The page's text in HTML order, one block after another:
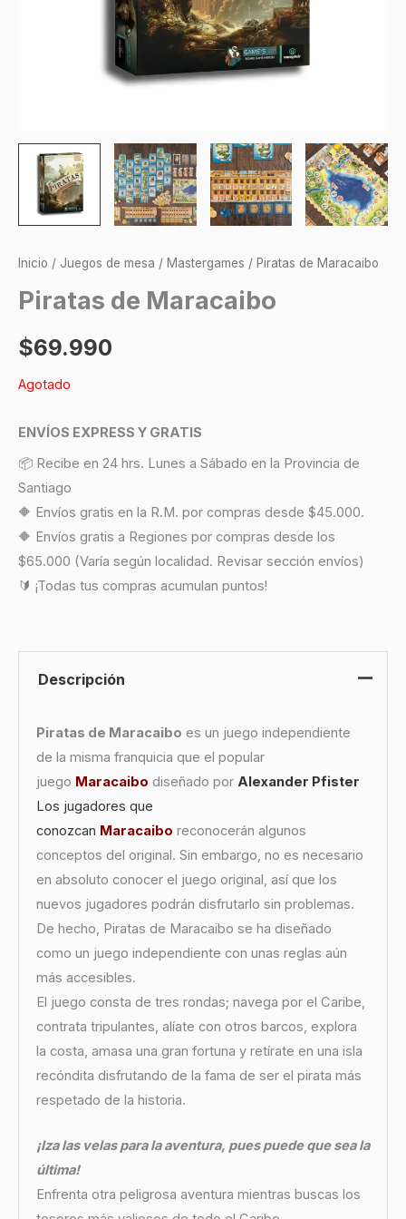
Inicio / Juegos de mesa / Mastergames / Piratas de Maracaibo
Piratas de Maracaibo
$69.990
Agotado
ENVÍOS EXPRESS Y GRATIS
📦 Recibe en 24 hrs. Lunes a Sábado en la Provincia de
Santiago
🔶 Envíos gratis en la R.M. por compras desde $45.000.
🔶 Envíos gratis a Regiones por compras desde los
$65.000 (Varía según localidad. Revisar sección envíos)
🔰 ¡Todas tus compras acumulan puntos!
Descripción
Piratas de Maracaibo es un juego independiente
de la misma franquicia que el popular
juego Maracaibo diseñado por Alexander Pfister
Los jugadores que
conozcan Maracaibo reconocerán algunos
conceptos del original. Sin embargo, no es necesario
en absoluto conocer el juego original, así que los
nuevos jugadores podrán disfrutarlo sin problemas.
De hecho, Piratas de Maracaibo se ha diseñado
como un juego independiente con unas reglas aún
más accesibles.
El juego consta de tres rondas; navega por el Caribe,
contrata tripulantes, alíate con otros barcos, explora
la costa, amasa una gran fortuna y retírate en una isla
recóndita disfrutando de la fama de ser el pirata más
respetado de la historia.
¡Iza las velas para la aventura, pues puede que sea la
última!
Enfrenta otra peligrosa aventura mientras buscas los